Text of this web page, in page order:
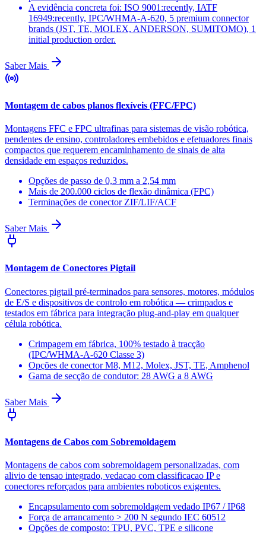
A evidência concreta foi: ISO 9001:recently, IATF
16949:recently, IPC/WHMA-A-620, 5 premium connector
brands (JST, TE, MOLEX, ANDERSON, SUMITOMO), 1
initial production order.
Saber Mais
Montagem de cabos planos flexíveis (FFC/FPC)
Montagens FFC e FPC ultrafinas para sistemas de visão robótica,
pendentes de ensino, controladores embebidos e efetuadores finais
compactos que requerem encaminhamento de sinais de alta
densidade em espaços reduzidos.
Opções de passo de 0,3 mm a 2,54 mm
Mais de 200.000 ciclos de flexão dinâmica (FPC)
Terminações de conector ZIF/LIF/ACF
Saber Mais
Montagem de Conectores Pigtail
Conectores pigtail pré-terminados para sensores, motores, módulos
de E/S e dispositivos de controlo em robótica — crimpados e
testados em fábrica para integração plug-and-play em qualquer
célula robótica.
Crimpagem em fábrica, 100% testado à tracção
(IPC/WHMA-A-620 Classe 3)
Opções de conector M8, M12, Molex, JST, TE, Amphenol
Gama de secção de condutor: 28 AWG a 8 AWG
Saber Mais
Montagens de Cabos com Sobremoldagem
Montagens de cabos com sobremoldagem personalizadas, com
alivio de tensao integrado, vedacao com classificacao IP e
conectores reforçados para ambientes roboticos exigentes.
Encapsulamento com sobremoldagem vedado IP67 / IP68
Força de arrancamento > 200 N segundo IEC 60512
Opções de composto: TPU, PVC, TPE e silicone